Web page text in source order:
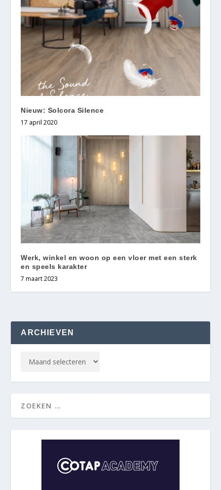
Nieuw: Solcora Silence
17 april 2020
Werk, winkel en woon op een vloer met een sterk
en speels karakter
7 maart 2023
ARCHIEVEN